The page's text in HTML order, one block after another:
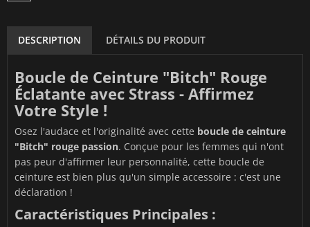
DESCRIPTION DÉTAILS DU PRODUIT
Boucle de Ceinture "Bitch" Rouge
Éclatante avec Strass - Affirmez
Votre Style !
Osez l'audace et l'originalité avec cette boucle de ceinture
"Bitch" rouge passion. Conçue pour les femmes qui n'ont
pas peur d'affirmer leur personnalité, cette boucle de
ceinture est bien plus qu'un simple accessoire : c'est une
déclaration !
Caractéristiques Principales :